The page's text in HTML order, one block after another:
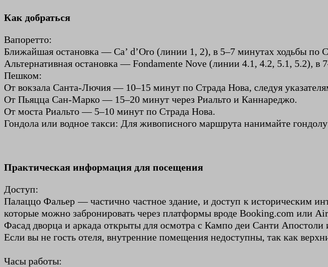
Как добраться
Вапоретто:
Ближайшая остановка — Ca’ d’Oro (линии 1, 2), в 5–7 минутах ходьбы по
Альтернативная остановка — Fondamente Nove (линии 4.1, 4.2, 5.1, 5.2), в
Пешком:
От вокзала Санта-Лючия — 10–15 минут по Страда Нова, следуя
От Пьяцца Сан-Марко — 15–20 минут через Риальто и Каннареджо.
От моста Риальто — 5–10 минут по Страда Нова.
Гондола или водное такси: Для живописного маршрута нанимайте
Практическая информация для посещения
Доступ:
Палаццо Фальер — частично частное здание, и доступ к историческим
которые можно забронировать через платформы вроде Booking.com или
Фасад дворца и аркада открыты для осмотра с Кампо деи Санти
Если вы не гость отеля, внутренние помещения недоступны, так как
Часы работы: